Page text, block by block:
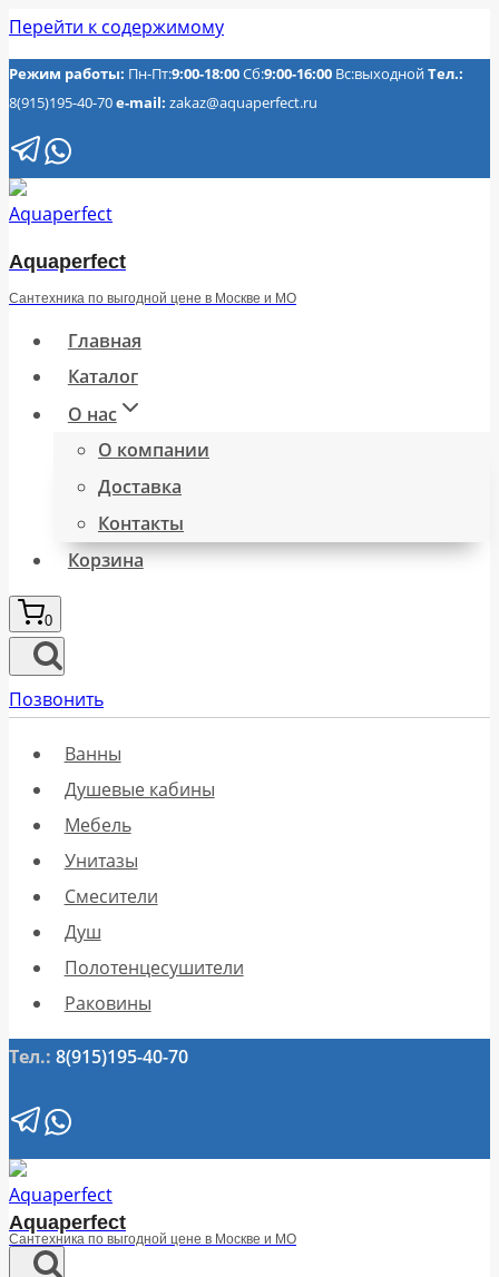
Перейти к содержимому
Режим работы: Пн-Пт:9:00-18:00Сб:9:00-16:00 Вс:выходнойТел.:
8(915)195-40-70e-mail: zakaz@aquaperfect.ru
Aquaperfect
Сантехника по выгодной цене в Москве и МО
Главная
Каталог
О нас
О компании
Доставка
Контакты
Корзина
0
Позвонить
Ванны
Душевые кабины
Мебель
Унитазы
Смесители
Душ
Полотенцесушители
Раковины
Тел.: 8(915)195-40-70
Aquaperfect
Сантехника по выгодной цене в Москве и МО